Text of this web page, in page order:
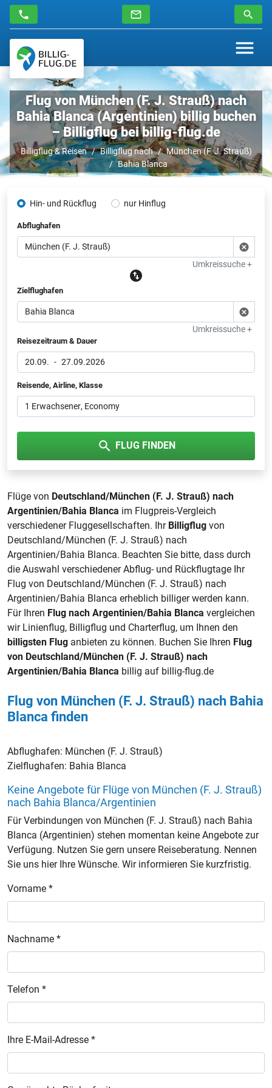
Flug von München (F. J. Strauß) nach
Bahia Blanca (Argentinien) billig buchen
– Billigflug bei billig-flug.de
Billigflug & Reisen Billigflug nach
München (F. J. Strauß)
Bahia Blanca
Hin- und Rückflug nur Hinflug
Abflughafen
Umkreissuche +
Zielflughafen
Umkreissuche +
Reisezeitraum & Dauer
20.09. - 27.09.2026
Reisende, Airline, Klasse
1 Erwachsener, Economy
FLUG FINDEN
Flüge von Deutschland/München (F. J. Strauß) nach
Argentinien/Bahia Blanca im Flugpreis-Vergleich
verschiedener Fluggesellschaften. Ihr Billigflug von
Deutschland/München (F. J. Strauß) nach
Argentinien/Bahia Blanca. Beachten Sie bitte, dass durch
die Auswahl verschiedener Abflug- und Rückflugtage Ihr
Flug von Deutschland/München (F. J. Strauß) nach
Argentinien/Bahia Blanca erheblich billiger werden kann.
Für Ihren Flug nach Argentinien/Bahia Blanca vergleichen
wir Linienflug, Billigflug und Charterflug, um Ihnen den
billigsten Flug anbieten zu können. Buchen Sie Ihren Flug
von Deutschland/München (F. J. Strauß) nach
Argentinien/Bahia Blanca billig auf billig-flug.de
Flug von München (F. J. Strauß) nach Bahia
Blanca finden
Abflughafen: München (F. J. Strauß)
Zielflughafen: Bahia Blanca
Keine Angebote für Flüge von München (F. J. Strauß)
nach Bahia Blanca/Argentinien
Für Verbindungen von München (F. J. Strauß) nach Bahia
Blanca (Argentinien) stehen momentan keine Angebote zur
Verfügung. Nutzen Sie gern unsere Reiseberatung. Nennen
Sie uns hier Ihre Wünsche. Wir informieren Sie kurzfristig.
Vorname *
Nachname *
Telefon *
Ihre E-Mail-Adresse *